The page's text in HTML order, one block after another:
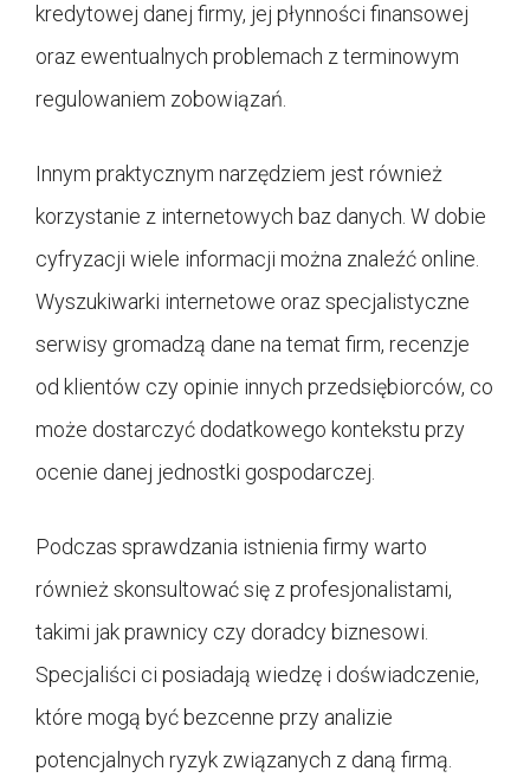
kredytowej danej firmy, jej płynności finansowej
oraz ewentualnych problemach z terminowym
regulowaniem zobowiązań.
Innym praktycznym narzędziem jest również
korzystanie z internetowych baz danych. W dobie
cyfryzacji wiele informacji można znaleźć online.
Wyszukiwarki internetowe oraz specjalistyczne
serwisy gromadzą dane na temat firm, recenzje
od klientów czy opinie innych przedsiębiorców, co
może dostarczyć dodatkowego kontekstu przy
ocenie danej jednostki gospodarczej.
Podczas sprawdzania istnienia firmy warto
również skonsultować się z profesjonalistami,
takimi jak prawnicy czy doradcy biznesowi.
Specjaliści ci posiadają wiedzę i doświadczenie,
które mogą być bezcenne przy analizie
potencjalnych ryzyk związanych z daną firmą.